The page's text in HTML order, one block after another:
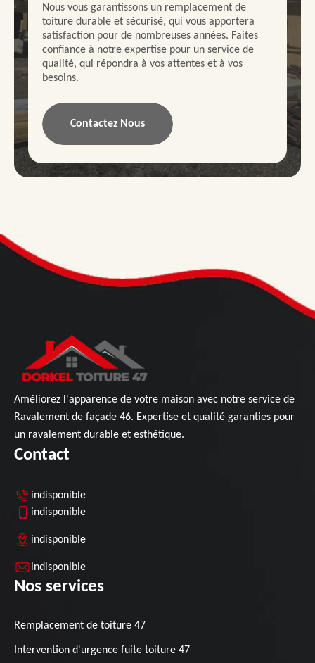
Nous vous garantissons un remplacement de
toiture durable et sécurisé, qui vous apportera
satisfaction pour de nombreuses années. Faites
confiance à notre expertise pour un service de
qualité, qui répondra à vos attentes et à vos
besoins.
Contactez Nous
Améliorez l'apparence de votre maison avec notre service de
Ravalement de façade 46. Expertise et qualité garanties pour
un ravalement durable et esthétique.
Contact
indisponible
indisponible
indisponible
indisponible
Nos services
Remplacement de toiture 47
Intervention d'urgence fuite toiture 47